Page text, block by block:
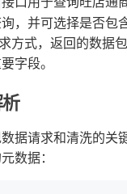
，并可选择是否包
方式，返回的数据
字段。
据请求和清洗的关
数据：